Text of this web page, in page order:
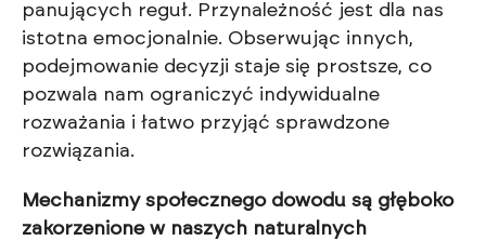
panujących reguł. Przynależność jest dla nas
istotna emocjonalnie. Obserwując innych,
podejmowanie decyzji staje się prostsze, co
pozwala nam ograniczyć indywidualne
rozważania i łatwo przyjąć sprawdzone
rozwiązania.
Mechanizmy społecznego dowodu są głęboko
zakorzenione w naszych naturalnych